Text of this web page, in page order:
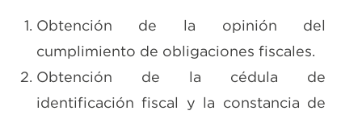
Obtención de la opinión del
cumplimiento de obligaciones fiscales.
Obtención de la cédula de
identificación fiscal y la constancia de